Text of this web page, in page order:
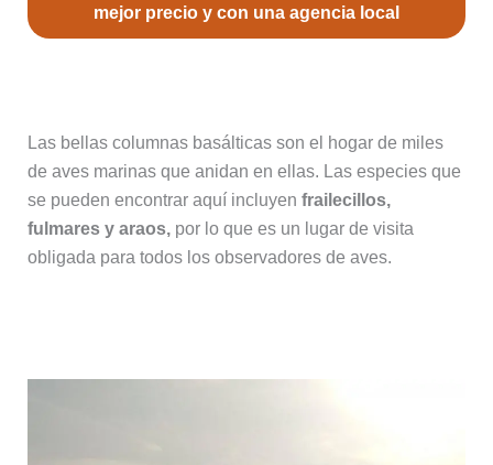
mejor precio y con una agencia local
Las bellas columnas basálticas son el hogar de miles
de aves marinas que anidan en ellas. Las especies que
se pueden encontrar aquí incluyen frailecillos,
fulmares y araos,por lo que es un lugar de visita
obligada para todos los observadores de aves.